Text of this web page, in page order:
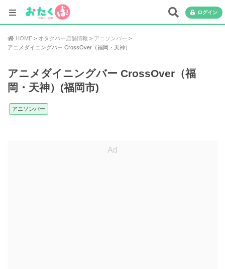
ログイン
HOME オタクバー店舗情報
アニソンバー
アニメダイニングバー CrossOver（福岡・天神）
アニメダイニングバー CrossOver（福
岡・天神）(福岡市)
アニソンバー